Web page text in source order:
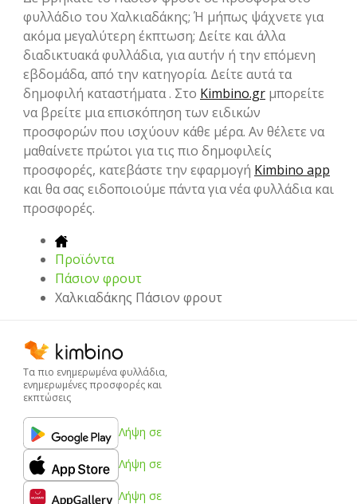
φυλλάδιο του Χαλκιαδάκης; Ή μήπως ψάχνετε για
ακόμα μεγαλύτερη έκπτωση; Δείτε και άλλα
διαδικτυακά φυλλάδια, για αυτήν ή την επόμενη
εβδομάδα, από την κατηγορία. Δείτε αυτά τα
δημοφιλή καταστήματα . Στο Kimbino.gr μπορείτε
να βρείτε μια επισκόπηση των ειδικών
προσφορών που ισχύουν κάθε μέρα. Αν θέλετε να
μαθαίνετε πρώτοι για τις πιο δημοφιλείς
προσφορές, κατεβάστε την εφαρμογή Kimbino app
και θα σας ειδοποιούμε πάντα για νέα φυλλάδια και
προσφορές.
Προϊόντα
Πάσιον φρουτ
Χαλκιαδάκης Πάσιον φρουτ
Τα πιο ενημερωμένα φυλλάδια,
ενημερωμένες προσφορές και
εκπτώσεις
Λήψη σε
Λήψη σε
Λήψη σε